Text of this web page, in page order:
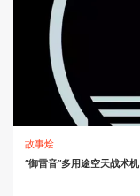
故事烩
“御雷音”多用途空天战术机